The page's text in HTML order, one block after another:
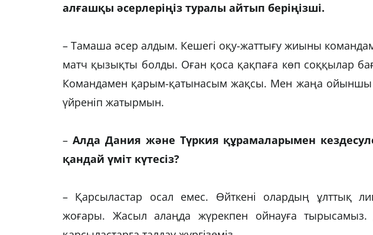
алғашқы әсерлеріңіз туралы айтып беріңізші.
– Тамаша әсер алдым. Кешегі оқу-жаттығу жиыны
матч қызықты болды. Оған қоса қақпаға көп соққылар
Командамен қарым-қатынасым жақсы. Мен жаңа ойыншы
үйреніп жатырмын.
– Алда Дания және Түркия құрамаларымен
қандай үміт күтесіз?
– Қарсыластар осал емес. Өйткені олардың ұлттық
жоғары. Жасыл алаңда жүрекпен ойнауға